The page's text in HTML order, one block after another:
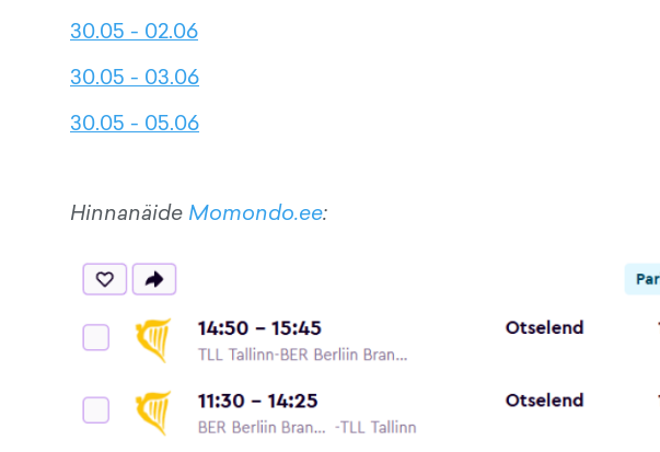
30.05 - 02.06
30.05 - 03.06
30.05 - 05.06
Hinnanäide Momondo.ee: